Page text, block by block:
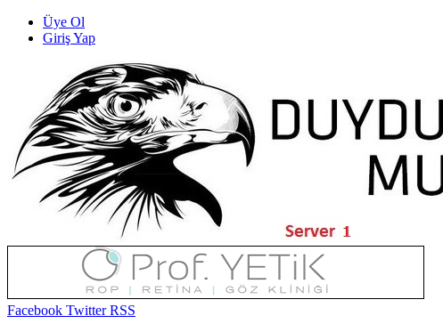
Üye Ol
Giriş Yap
Facebook TwitterRSS